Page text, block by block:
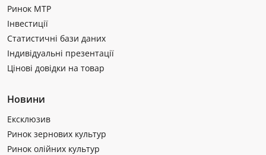
Ринок МТР
Інвестиції
Статистичні бази даних
Індивідуальні презентації
Цінові довідки на товар
Новини
Ексклюзив
Ринок зернових культур
Ринок олійних культур